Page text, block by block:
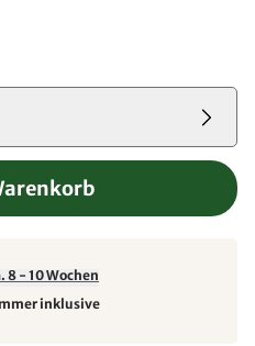
8 - 10 Wochen
inklusive